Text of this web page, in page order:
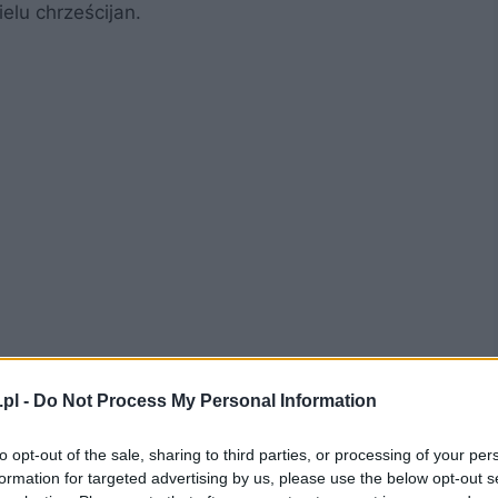
- Do Not Process My Personal Information
opt-out of the sale, sharing to third parties, or processing of your
for targeted advertising by us, please use the below opt-out
chrześcijan.
– forma
głównym założeniem jest odmawianie różańca
pamiętać o 15 tajemnicach różańca oraz o